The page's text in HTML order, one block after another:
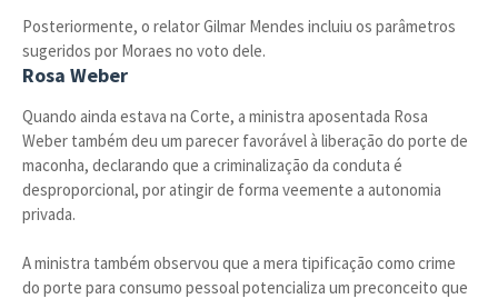
Posteriormente, o relator Gilmar Mendes incluiu os parâmetros
sugeridos por Moraes no voto dele.
Rosa Weber
Quando ainda estava na Corte, a ministra aposentada Rosa
Weber também deu um parecer favorável à liberação do porte de
maconha, declarando que a criminalização da conduta é
desproporcional, por atingir de forma veemente a autonomia
privada.
A ministra também observou que a mera tipificação como crime
do porte para consumo pessoal potencializa um preconceito que